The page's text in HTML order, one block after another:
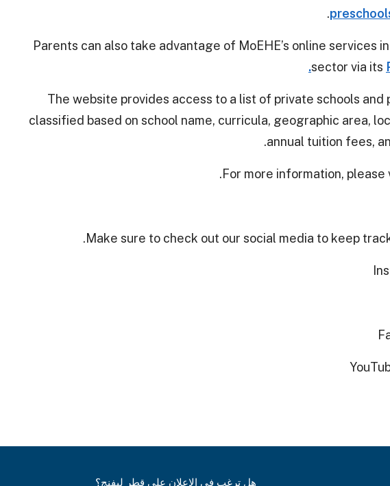
Parents can also take advantage of MoEHE’s online services
sector via its
The website provides access to a list of private schools and
classified based on school name, curricula, geographic area,
annual tuition fees,
For more information, please
.
Make sure to check out our social media to keep
هل ترغب في الإعلان على قطر ليفنج؟